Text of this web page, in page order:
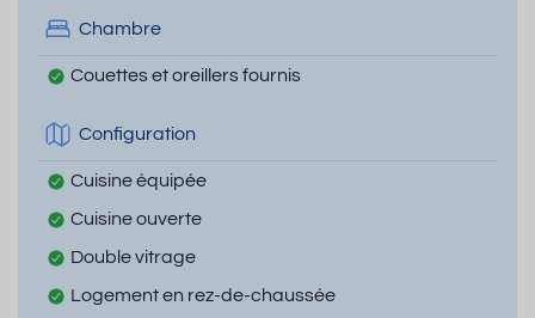
Chambre
Couettes et oreillers fournis
Configuration
Cuisine équipée
Cuisine ouverte
Double vitrage
Logement en rez-de-chaussée